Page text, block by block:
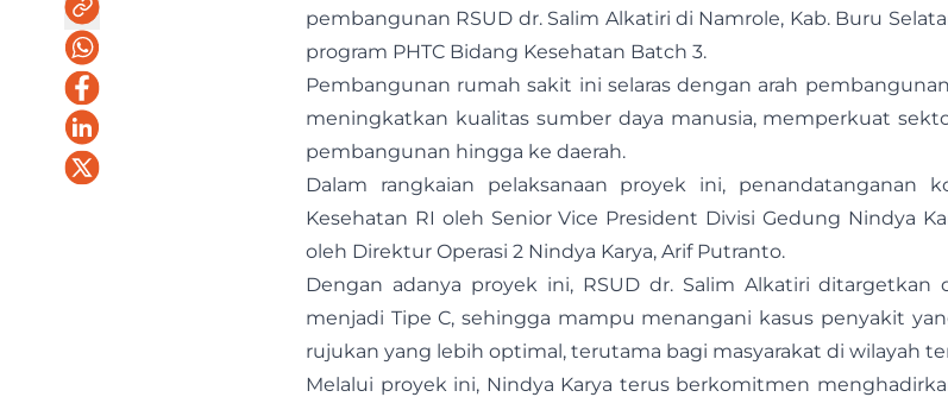
pembangunan RSUD dr. Salim Alkatiri di Namrole, Kab. Buru
program PHTC Bidang Kesehatan Batch 3.
Pembangunan rumah sakit ini selaras dengan arah
meningkatkan kualitas sumber daya manusia, memperkuat
pembangunan hingga ke daerah.
Dalam rangkaian pelaksanaan proyek ini, penandatanganan
Kesehatan RI oleh Senior Vice President Divisi Gedung Nindya
oleh Direktur Operasi 2 Nindya Karya, Arif Putranto.
Dengan adanya proyek ini, RSUD dr. Salim Alkatiri
menjadi Tipe C, sehingga mampu menangani kasus penyakit
rujukan yang lebih optimal, terutama bagi masyarakat di wilayah
Melalui proyek ini, Nindya Karya terus berkomitmen